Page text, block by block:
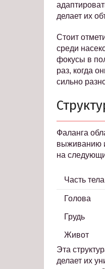
делает их
Стоит
среди
фокусы в
раз, когда
сильно
Фаланга
выживанию
на
Часть тела
Голова
Грудь
Живот
Эта
делает их